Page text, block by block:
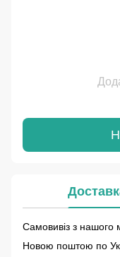
Самовивіз з нашого
Новою поштою по